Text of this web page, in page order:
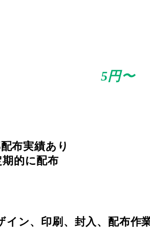
5円〜の
布実績あり
的に配布
イン、印刷、封入、配布作